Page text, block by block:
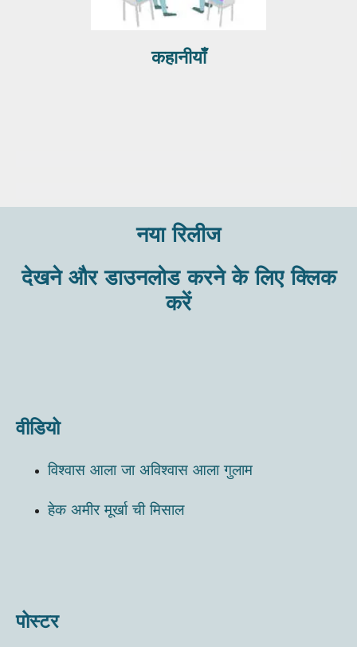
कहानीयाँ
नया रिलीज
देखने और डाउनलोड करने के लिए क्लिक
करें
वीडियो
विश्‍वास आला जा अविश्‍वास आला गुलाम
हेक अमीर मूर्खा ची मिसाल
पोस्टर